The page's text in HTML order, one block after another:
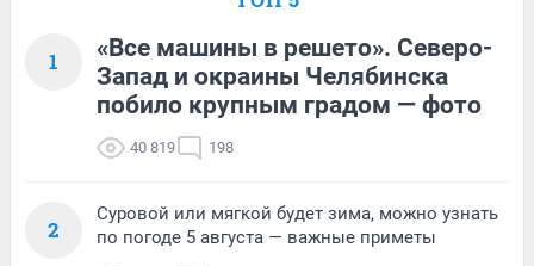
1
«Все машины в решето». Северо-
Запад и окраины Челябинска
побило крупным градом — фото
40 819 198
2
Суровой или мягкой будет зима, можно узнать
по погоде 5 августа — важные приметы